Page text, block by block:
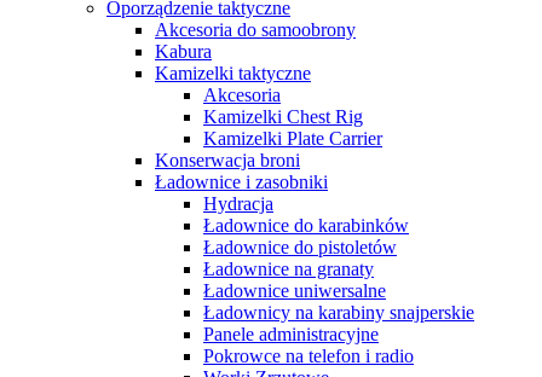
Oporządzenie taktyczne
Akcesoria do samoobrony
Kabura
Kamizelki taktyczne
Akcesoria
Kamizelki Chest Rig
Kamizelki Plate Carrier
Konserwacja broni
Ładownice i zasobniki
Hydracja
Ładownice do karabinków
Ładownice do pistoletów
Ładownice na granaty
Ładownice uniwersalne
Ładownicy na karabiny snajperskie
Panele administracyjne
Pokrowce na telefon i radio